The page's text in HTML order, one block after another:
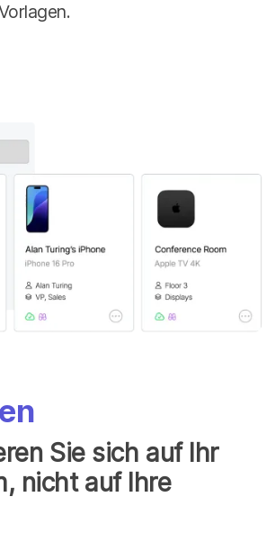
Sie sich auf Ihr
nicht auf Ihre